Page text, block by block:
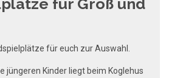
für Groß und
für euch zur Auswahl.
jüngeren Kinder liegt beim Koglehus